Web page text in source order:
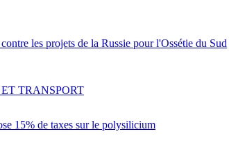
les projets de la Russie pour l'Ossétie du Sud
15% de taxes sur le polysilicium
TRANSPORT